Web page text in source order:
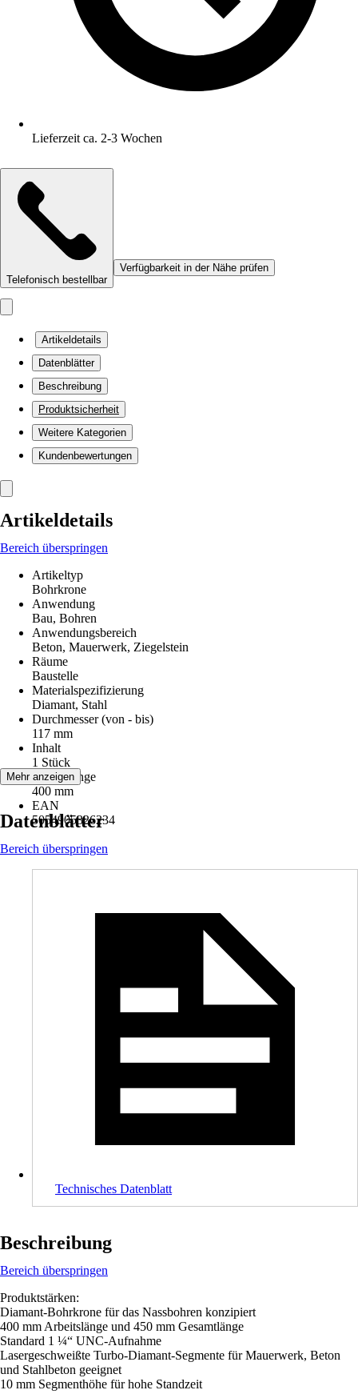
Lieferzeit ca. 2-3 Wochen
Telefonisch bestellbar
Verfügbarkeit in der Nähe prüfen
Artikeldetails
Datenblätter
Beschreibung
Produktsicherheit
Weitere Kategorien
Kundenbewertungen
Artikeldetails
Bereich überspringen
Artikeltyp
Bohrkrone
Anwendung
Bau, Bohren
Anwendungsbereich
Beton, Mauerwerk, Ziegelstein
Räume
Baustelle
Materialspezifizierung
Diamant, Stahl
Durchmesser (von - bis)
117 mm
Inhalt
1 Stück
Arbeitslänge
400 mm
EAN
5054905326234
Mehr anzeigen
Datenblätter
Bereich überspringen
Technisches Datenblatt
Beschreibung
Bereich überspringen
Produktstärken:
Diamant-Bohrkrone für das Nassbohren konzipiert
400 mm Arbeitslänge und 450 mm Gesamtlänge
Standard 1 ¼“ UNC-Aufnahme
Lasergeschweißte Turbo-Diamant-Segmente für Mauerwerk, Beton
und Stahlbeton geeignet
10 mm Segmenthöhe für hohe Standzeit